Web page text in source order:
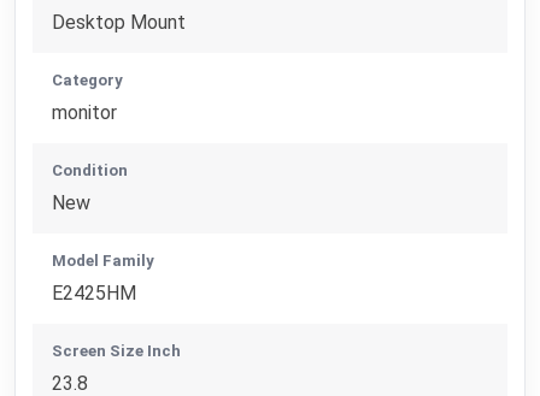
Desktop Mount
Category
monitor
Condition
New
Model Family
E2425HM
Screen Size Inch
23.8